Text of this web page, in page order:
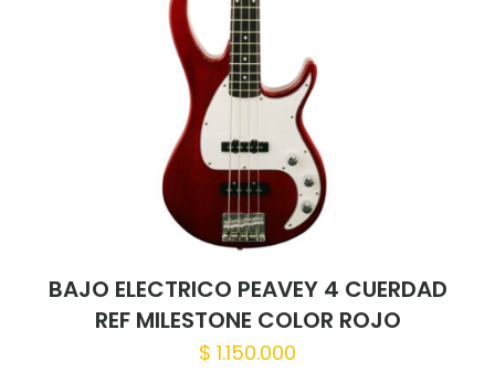
BAJO ELECTRICO PEAVEY 4 CUERDAD
REF MILESTONE COLOR ROJO
$ 1.150.000